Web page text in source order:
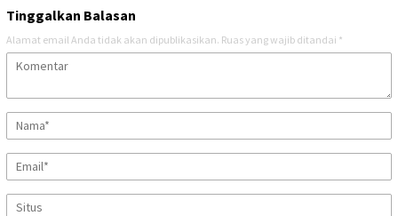
Tinggalkan Balasan
Alamat email Anda tidak akan dipublikasikan. Ruas yang wajib ditandai *